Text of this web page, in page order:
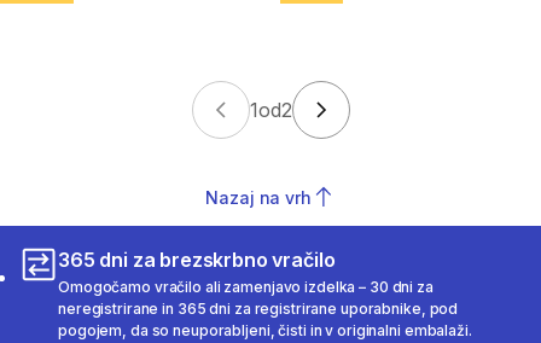
1od2
Nazaj na vrh
365 dni za brezskrbno vračilo
Omogočamo vračilo ali zamenjavo izdelka – 30 dni za
neregistrirane in 365 dni za registrirane uporabnike, pod
pogojem, da so neuporabljeni, čisti in v originalni embalaži.